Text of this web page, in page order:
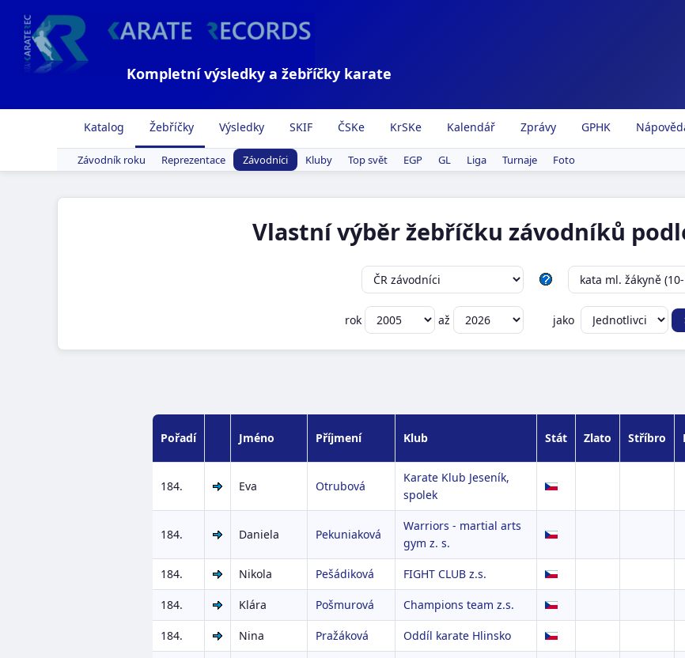
Kompletní výsledky a žebříčky karate
Katalog Žebříčky Výsledky SKIF ČSKe KrSKe Kalendář Zprávy GPHK
Závodník roku Reprezentace Závodníci Kluby Top svět EGP GL Liga Turnaje Foto
Vlastní výběr žebříčku závodníků
rok až jako
Pořadí Jméno Příjmení Klub Stát Zlato Stříbro
184. Eva Otrubová
Karate Klub Jeseník,
spolek
184. Daniela Pekuniaková
Warriors - martial arts
gym z. s.
184. Nikola Pešádiková FIGHT CLUB z.s.
184. Klára Pošmurová Champions team z.s.
184. Nina Pražáková Oddíl karate Hlinsko